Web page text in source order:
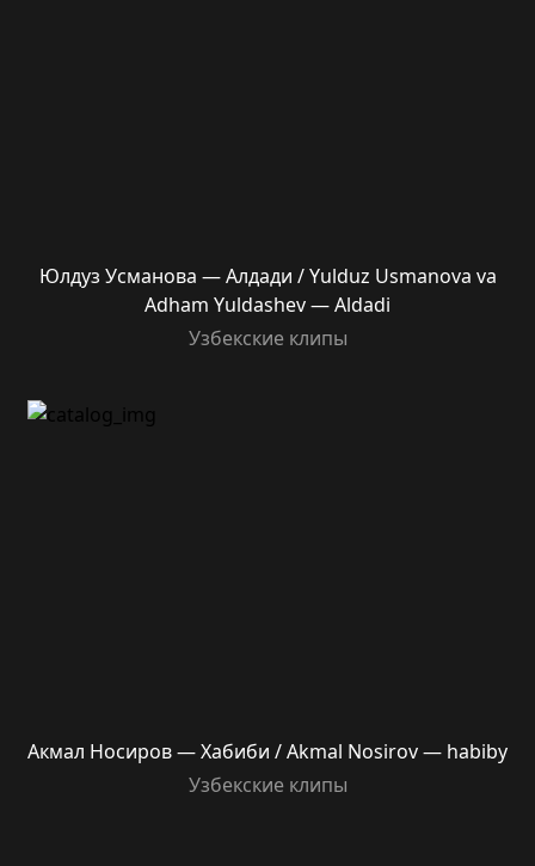
Юлдуз Усманова — Алдади / Yulduz Usmanova va
Adham Yuldashev — Aldadi
Узбекские клипы
Акмал Носиров — Хабиби / Akmal Nosirov — habiby
Узбекские клипы